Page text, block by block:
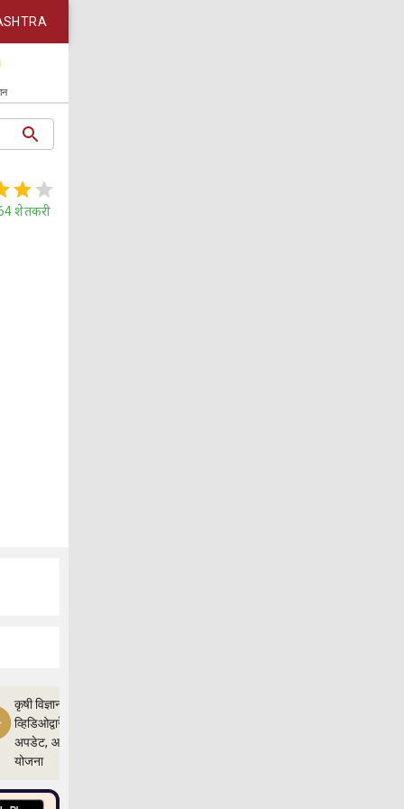
शेतकरी
कृषी विज्ञान
व्हिडिओद्वारे शेतीचे
अपडेट, आणि
योजना